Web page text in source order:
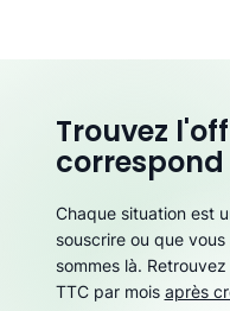
Trouvez
correspond
Chaque situation est
souscrire ou que
sommes là.
TTC par mois après